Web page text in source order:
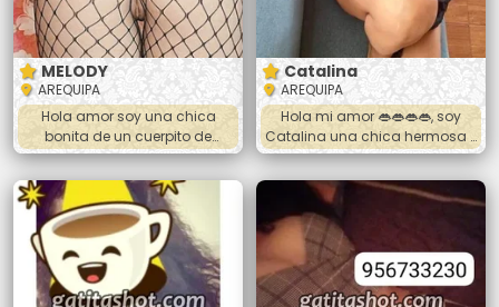
MELODY
AREQUIPA
Hola amor soy una chica
bonita de un cuerpito de
infarto, que te provoca colita
bien paradita , quieres recorrer
mi cuerpo , te ivito a
conocerme y saciarte de mi
hasta quedar satisfecho si
deseas tambien hago salidas
hotes , domicilio llamame
Catalina
AREQUIPA
Hola mi amor 👄👄👄👄, soy
Catalina una chica hermosa y
cariñosa. 🍑🍆💦🥵 jovencita,
blanquilla y universitaria.
Tengo 23 añitos y mido 1.65 😉
😊 Atiendo las 24 horas
Masajes y anal 🔥😚😚👄😚😚🔥
⭐️50 soles la sesión⭐️ Si quieres
conocerme llamame papi. ❤️❤️
🔥🔥🔥❤️❤️